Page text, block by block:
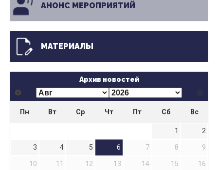
АНОНС МЕРОПРИЯТИЙ
МАТЕРИАЛЫ
Архив новостей
Пн Вт Ср Чт Пт Сб Вс
1
2
3
4 5 6 7 8
9
10
11 12 13 14 15
16